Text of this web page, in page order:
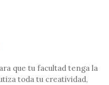
que tu facultad tenga la
toda tu creatividad,